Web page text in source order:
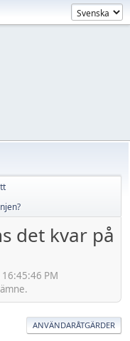
det kvar på
PM
ANVÄNDARÅTGÄRDER